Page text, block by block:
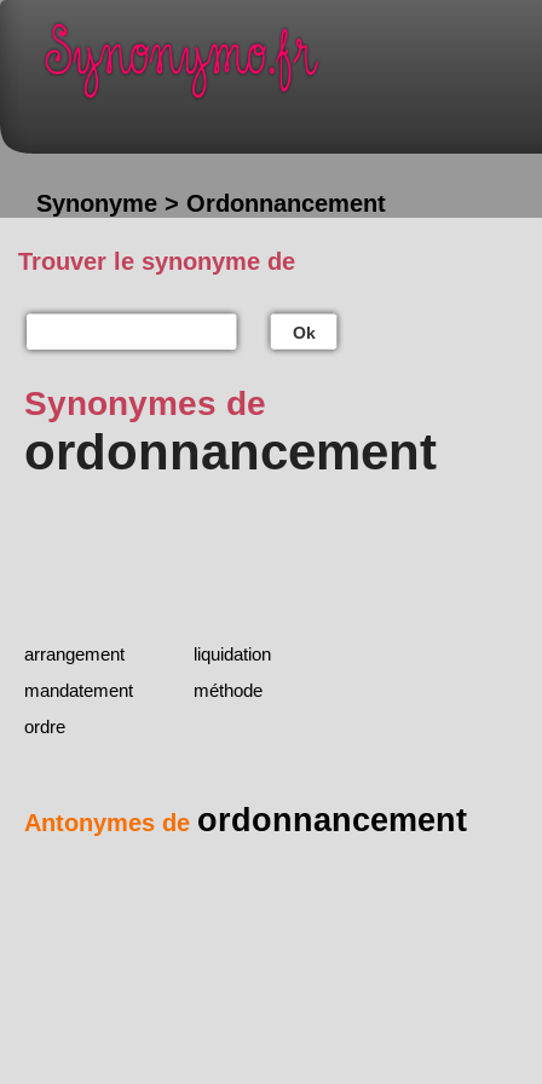
Synonyme > Ordonnancement
Trouver le synonyme de
Ok
Synonymes de
ordonnancement
arrangement
liquidation
mandatement
méthode
ordre
Antonymes de ordonnancement